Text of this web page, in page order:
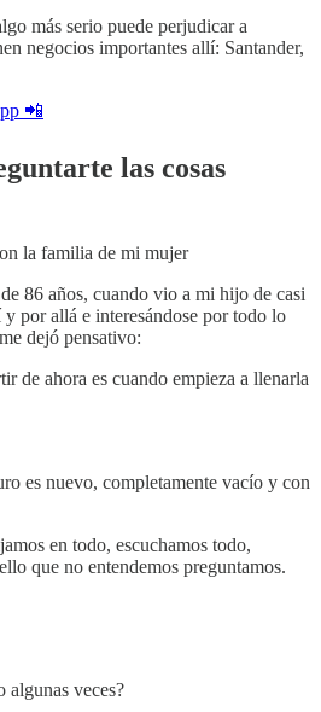
más serio puede perjudicar a
negocios importantes allí: Santander,
📲
las cosas
la familia de mi mujer
86 años, cuando vio a mi hijo de casi
por allá e interesándose por todo lo
dejó pensativo:
de ahora es cuando empieza a llenarla
es nuevo, completamente vacío y con
en todo, escuchamos todo,
que no entendemos preguntamos.
algunas veces?